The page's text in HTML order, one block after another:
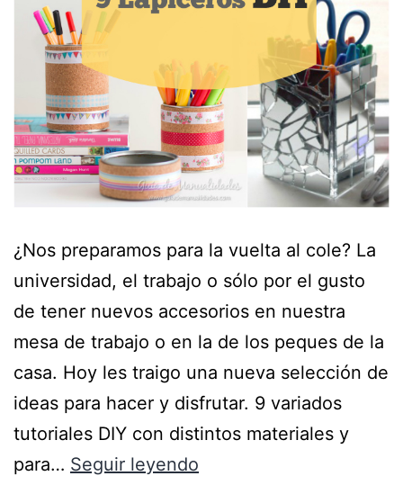
¿Nos preparamos para la vuelta al cole? La
universidad, el trabajo o sólo por el gusto
de tener nuevos accesorios en nuestra
mesa de trabajo o en la de los peques de la
casa. Hoy les traigo una nueva selección de
ideas para hacer y disfrutar. 9 variados
tutoriales DIY con distintos materiales y
para… Seguir leyendo